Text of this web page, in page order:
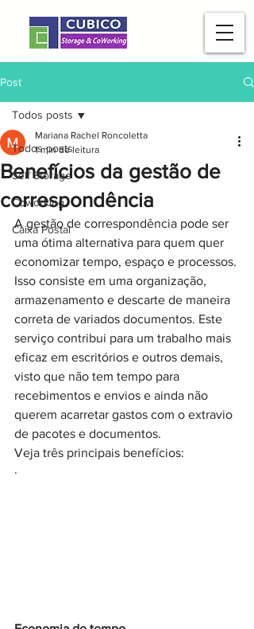
Post
Todos posts
Self Storage
Coworking
Caixa Postal
Todos posts
Benefícios da gestão de
correspondência
Mariana Rachel Roncoletta
1 min de leitura
A gestão de correspondência pode ser
uma ótima alternativa para quem quer
economizar tempo, espaço e processos.
Isso consiste em uma organização,
armazenamento e descarte de maneira
correta de variados documentos. Este
serviço contribui para um trabalho mais
eficaz em escritórios e outros demais,
visto que não tem tempo para
recebimentos e envios e ainda não
querem acarretar gastos com o extravio
de pacotes e documentos.
Veja três principais benefícios:
·